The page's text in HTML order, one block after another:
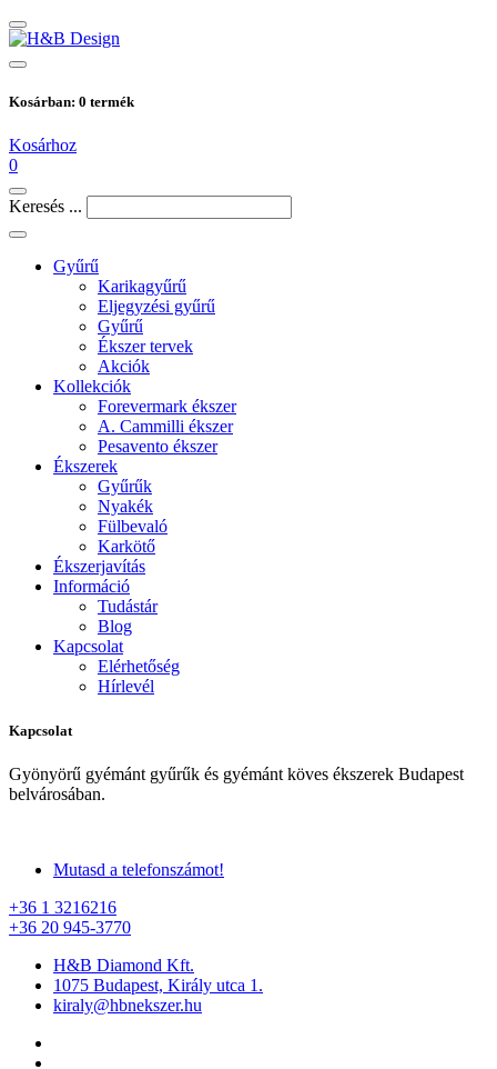
Kosárban: 0 termék
Kosárhoz
0
Keresés ...
Gyűrű
Karikagyűrű
Eljegyzési gyűrű
Gyűrű
Ékszer tervek
Akciók
Kollekciók
Forevermark ékszer
A. Cammilli ékszer
Pesavento ékszer
Ékszerek
Gyűrűk
Nyakék
Fülbevaló
Karkötő
Ékszerjavítás
Információ
Tudástár
Blog
Kapcsolat
Elérhetőség
Hírlevél
Kapcsolat
Gyönyörű gyémánt gyűrűk és gyémánt köves ékszerek Budapest
belvárosában.
Mutasd a telefonszámot!
+36 1 3216216
+36 20 945-3770
H&B Diamond Kft.
1075 Budapest, Király utca 1.
kiraly@hbnekszer.hu